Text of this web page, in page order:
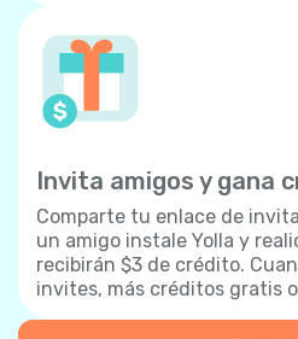
Invita amigos y gana
Comparte tu enlace de
un amigo instale Yolla y
recibirán $3 de crédito.
invites, más créditos gratis